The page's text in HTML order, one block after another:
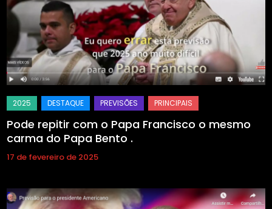
Pode repitir com o Papa Francisco o mesmo
carma do Papa Bento .
17 de fevereiro de 2025